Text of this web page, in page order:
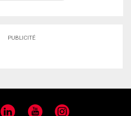
PUBLICITÉ